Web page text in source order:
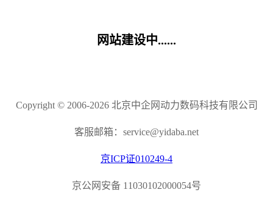
网站建设中......
Copyright © 2006-2026 北京中企网动力数码科技有限公司
客服邮箱：service@yidaba.net
京ICP证010249-4
京公网安备 11030102000054号